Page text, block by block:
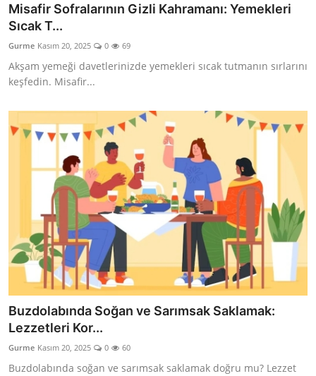
Misafir Sofralarının Gizli Kahramanı: Yemekleri
Sıcak T...
Gurme Kasım 20, 2025 0 69
Akşam yemeği davetlerinizde yemekleri sıcak tutmanın sırlarını
keşfedin. Misafir...
Buzdolabında Soğan ve Sarımsak Saklamak:
Lezzetleri Kor...
Gurme Kasım 20, 2025 0 60
Buzdolabında soğan ve sarımsak saklamak doğru mu? Lezzet